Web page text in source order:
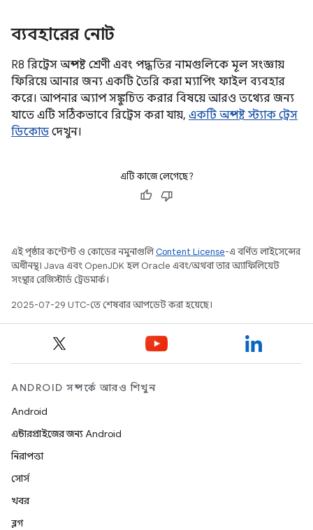
ব্যবহারের নোট
R8 রিট্রেস অস্পষ্ট শ্রেণী এবং পদ্ধতির নামগুলিকে মূল সংজ্ঞায়
ফিরিয়ে আনার জন্য একটি তৈরি করা ম্যাপিং ফাইল ব্যবহার
করে। আপনার অ্যাপ সঙ্কুচিত করার বিষয়ে আরও তথ্যের জন্য
যাতে এটি সঠিকভাবে রিট্রেস করা যায়, একটি অস্পষ্ট স্ট্যাক ট্রেস
ডিকোড দেখুন।
এটি কাজে লেগেছে?
এই পৃষ্ঠার কন্টেন্ট ও কোডের নমুনাগুলিContent License-এ বর্ণিত লাইসেন্সের
অধীনস্থ। Java এবং OpenJDK হল Oracle এবং/অথবা তার অ্যাফিলিয়েট
সংস্থার রেজিস্টার্ড ট্রেডমার্ক।
2025-07-29 UTC-তে শেষবার আপডেট করা হয়েছে।
ANDROID সম্পর্কে আরও শিখুন
Android
এন্টারপ্রাইজের জন্য Android
নিরাপত্তা
সোর্স
খবর
ব্লগ